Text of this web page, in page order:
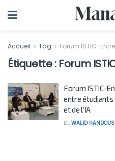
Accueil Tag Forum ISTIC-
Étiquette : Forum
Forum ISTIC-
entre étudiants
et de l’IA
DE WALID HANDOUS